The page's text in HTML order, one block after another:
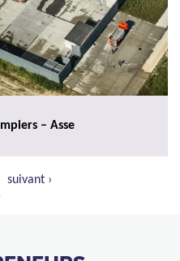
– Asse
suivant ›